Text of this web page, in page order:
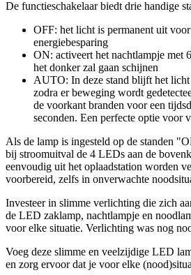
De functieschakelaar biedt drie handige
OFF: het licht is permanent uit
energiebesparing
ON: activeert het nachtlampje met
het donker zal gaan schijnen
AUTO: In deze stand blijft het
zodra er beweging wordt
de voorkant branden voor een
seconden. Een perfecte optie voor
Als de lamp is ingesteld op de standen
bij stroomuitval de 4 LEDs aan de
eenvoudig uit het oplaadstation worden
voorbereid, zelfs in onverwachte
Investeer in slimme verlichting die zich
de LED zaklamp, nachtlampje en
voor elke situatie. Verlichting was nog
Voeg deze slimme en veelzijdige LED
en zorg ervoor dat je voor elke